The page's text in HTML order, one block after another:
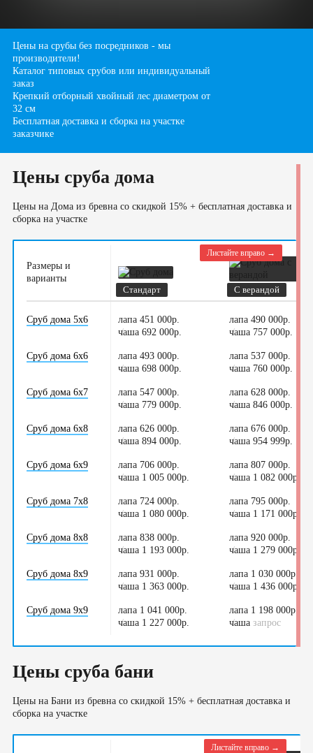
Сруб бани 4х7
Сруб бани 5х6
Сруб бани 6х7
Сруб бани 7х8
Сруб бани 8х8
Цены на срубы без посредников - мы
производители!
Каталог типовых срубов или индивидуальный
заказ
Крепкий отборный хвойный лес диаметром от
32 см
Бесплатная доставка и сборка на участке
заказчике
Цены сруба дома
Цены на Дома из бревна со скидкой 15% + бесплатная доставка и
сборка на участке
Листайте вправо →
Размеры и
варианты
Стандарт
С верандой
Сруб дома 5х6
лапа 451 000р.
/
чаша 692 000р.
лапа 490 000р.
/
чаша 757 000р.
Сруб дома 6х6
лапа 493 000р.
/
чаша 698 000р.
лапа 537 000р.
/
чаша 760 000р.
Сруб дома 6х7
лапа 547 000р.
/
чаша 779 000р.
лапа 628 000р.
/
чаша 846 000р.
Сруб дома 6х8
лапа 626 000р.
/
чаша 894 000р.
лапа 676 000р.
/
чаша 954 999р.
Сруб дома 6х9
лапа 706 000р.
/
чаша 1 005 000р.
лапа 807 000р.
/
чаша 1 082 000р.
Сруб дома 7х8
лапа 724 000р.
/
чаша 1 080 000р.
лапа 795 000р.
/
чаша 1 171 000р.
Сруб дома 8х8
лапа 838 000р.
/
чаша 1 193 000р.
лапа 920 000р.
/
чаша 1 279 000р.
Сруб дома 8х9
лапа 931 000р.
/
чаша 1 363 000р.
лапа 1 030 000р.
/
чаша 1 436 000р.
Сруб дома 9х9
лапа 1 041 000р.
/
чаша 1 227 000р.
лапа 1 198 000р.
/
чаша запрос
Цены сруба бани
Цены на Бани из бревна со скидкой 15% + бесплатная доставка и
сборка на участке
Листайте вправо →